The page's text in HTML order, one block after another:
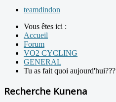
teamdindon
Vous êtes ici :
Accueil
Forum
VO2 CYCLING
GENERAL
Tu as fait quoi aujourd'hui???
Recherche Kunena